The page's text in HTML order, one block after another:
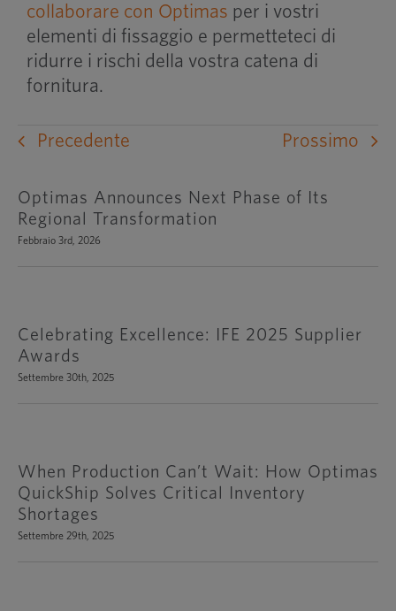
collaborare con Optimas per i vostri
elementi di fissaggio e permetteteci di
ridurre i rischi della vostra catena di
fornitura.
Precedente Prossimo
Optimas Announces Next Phase of Its
Regional Transformation
Febbraio 3rd, 2026
Celebrating Excellence: IFE 2025 Supplier
Awards
Settembre 30th, 2025
When Production Can’t Wait: How Optimas
QuickShip Solves Critical Inventory
Shortages
Settembre 29th, 2025